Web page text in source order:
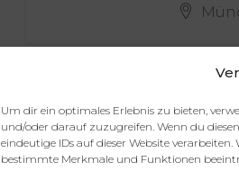
Um dir ein optimales Erlebnis zu bieten,
und/oder darauf zuzugreifen. Wenn du
eindeutige IDs auf dieser Website
bestimmte Merkmale und Funktionen
Anja